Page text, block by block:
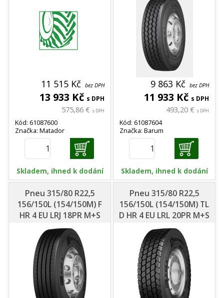
11 515 Kč bez DPH
13 933 Kč s DPH
575,86 € s DPH
Kód: 61087600
Značka: Matador
Skladem, ihned k dodání
9 863 Kč bez DPH
11 933 Kč s DPH
493,20 € s DPH
Kód: 61087604
Značka: Barum
Skladem, ihned k dodání
Pneu 315/80 R22,5
156/150L (154/150M) F
HR 4 EU LRJ 18PR M+S
3PMSF - Matador
Pneu 315/80 R22,5
156/150L (154/150M) TL
D HR 4 EU LRL 20PR M+S
3PMSF - Matador